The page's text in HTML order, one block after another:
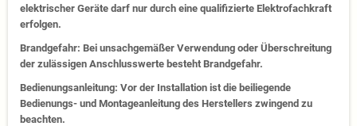
elektrischer Geräte darf nur durch eine qualifizierte Elektrofachkraft
erfolgen.
Brandgefahr: Bei unsachgemäßer Verwendung oder Überschreitung
der zulässigen Anschlusswerte besteht Brandgefahr.
Bedienungsanleitung: Vor der Installation ist die beiliegende
Bedienungs- und Montageanleitung des Herstellers zwingend zu
beachten.